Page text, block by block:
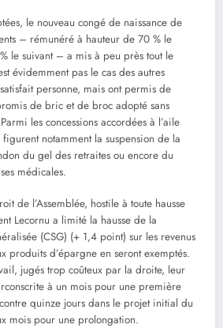
le nouveau congé de naissance de
– rémunéré à hauteur de 70 % le
le suivant – a mis à peu près tout le
évidemment pas le cas des autres
personne, mais ont permis de
de bric et de broc adopté sans
les concessions accordées à l’aile
notamment la suspension de la
du gel des retraites ou encore du
médicales.
de l’Assemblée, hostile à toute hausse
Lecornu a limité la hausse de la
(CSG) (+ 1,4 point) sur les revenus
produits d’épargne en seront exemptés.
jugés trop coûteux par la droite, leur
à un mois pour une première
quinze jours dans le projet initial du
mois pour une prolongation.